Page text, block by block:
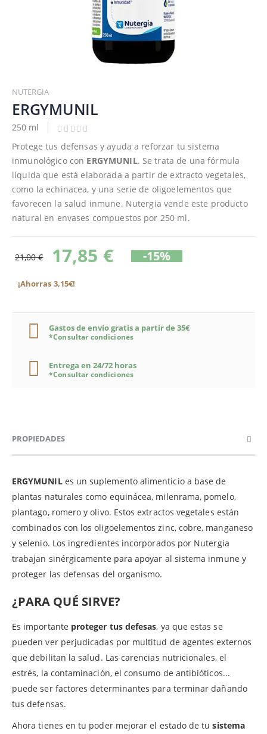
al
comienzo
de
la
galería
imágenes
NUTERGIA
ERGYMUNIL
250 ml
Protege tus defensas y ayuda a reforzar tu sistema
inmunológico con ERGYMUNIL. Se trata de una fórmula
líquida que está elaborada a partir de extracto vegetales,
como la echinacea, y una serie de oligoelementos que
favorecen la salud inmune. Nutergia vende este producto
natural en envases compuestos por 250 ml.
21,00 € 17,85 € -15%
¡Ahorras 3,15€!
Gastos de envío gratis a partir de 35€
*Consultar condiciones
Entrega en 24/72 horas
*Consultar condiciones
PROPIEDADES
ERGYMUNIL es un suplemento alimenticio a base de
plantas naturales como equinácea, milenrama, pomelo,
plantago, romero y olivo. Estos extractos vegetales están
combinados con los oligoelementos zinc, cobre, manganeso
y selenio. Los ingredientes incorporados por Nutergia
trabajan sinérgicamente para apoyar al sistema inmune y
proteger las defensas del organismo.
¿PARA QUÉ SIRVE?
Es importante proteger tus defesas, ya que estas se
pueden ver perjudicadas por multitud de agentes externos
que debilitan la salud. Las carencias nutricionales, el
estrés, la contaminación, el consumo de antibióticos...
puede ser factores determinantes para terminar dañando
tus defensas.
Ahora tienes en tu poder mejorar el estado de tusistema